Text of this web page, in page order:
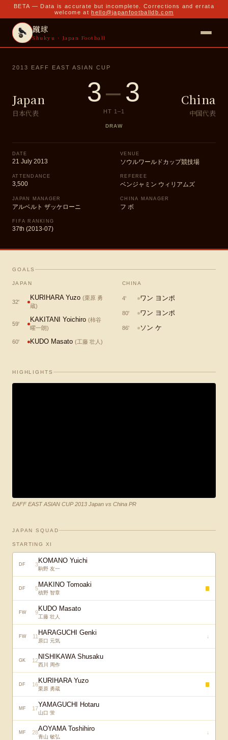
BETA — Data is accurate but incomplete. Corrections and errata
welcome at hello@japanfootballdb.com
蹴球
Shukyu · Japan Football
2013 EAFF EAST ASIAN CUP
Japan
日本代表
3–3
HT 1 –1
DRAW
China
中国代表
DATE
21 July 2013
VENUE
ソウルワールドカップ競技場
ATTENDANCE
3,500
REFEREE
ベンジャミン ウィリアムズ
JAPAN MANAGER
アルベルト ザッケローニ
CHINA MANAGER
フ ボ
FIFA RANKING
37th (2013-07)
GOALS
JAPAN
32'
KURIHARA Yuzo (栗原 勇
蔵)
59'
KAKITANI Yoichiro (柿谷
曜一朗)
60' KUDO Masato (工藤 壮人 )
CHINA
4' ワン ヨンポ
80' ワン ヨンポ
86' ソン ケ
HIGHLIGHTS
EAFF EAST ASIAN CUP 2013 Japan vs China PR
JAPAN SQUAD
STARTING XI
DF 3KOMANO Yuichi
駒野 友一
DF 5MAKINO Tomoaki
槙野 智章
FW 9KUDO Masato
工藤 壮人
FW 11 HARAGUCHI Genki
原口 元気
↓
GK 12NISHIKAWA Shusaku
西川 周作
DF 16KURIHARA Yuzo
栗原 勇蔵
MF 17YAMAGUCHI Hotaru
山口 蛍
MF 28AOYAMA Toshihiro
青山 敏弘
↓